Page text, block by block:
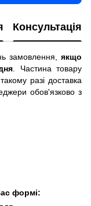
Консультація
замовлення, якщо
. Частина товару
разі доставка
обов'язково з
формі: